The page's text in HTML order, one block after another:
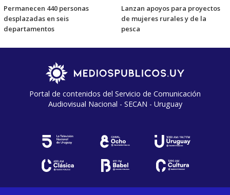
Permanecen 440 personas
desplazadas en seis
departamentos
Lanzan apoyos para proyectos
de mujeres rurales y de la
pesca
Portal de contenidos del Servicio de Comunicación
Audiovisual Nacional - SECAN - Uruguay